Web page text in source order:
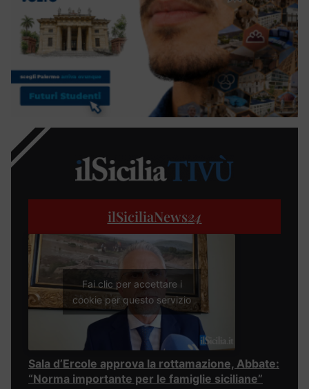
ilSiciliaNews24
Fai clic per accettare i
cookie per questo servizio
Sala d’Ercole approva la rottamazione, Abbate:
“Norma importante per le famiglie siciliane”